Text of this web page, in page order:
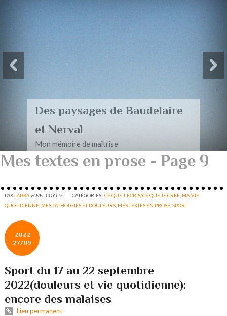
Des paysages de Baudelaire
et Nerval
Mon mémoire de maîtrise
Mes textes en prose - Page 9
PARLAURAVANEL-COYTTE CATÉGORIES :CE QUE J'ECRIS/CE QUE JE CREE MA VIE
QUOTIDIENNE MES PATHOLGIES ET DOULEURS MES TEXTES EN PROSE ,SPORT
2022
27/09
Sport du 17 au 22 septembre
2022(douleurs et vie quotidienne):
encore des malaises
Lien permanent